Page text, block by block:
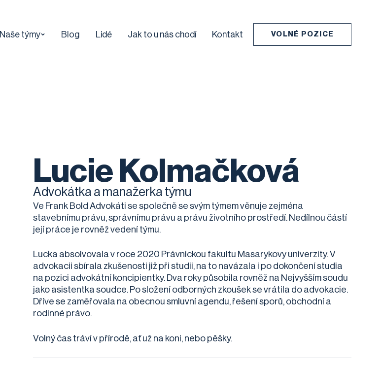
Naše týmy Blog Lidé Jak to u nás chodí Kontakt VOLNÉ POZICE
Lucie Kolmačková
Advokátka a manažerka týmu
Ve Frank Bold Advokáti se společně se svým týmem věnuje zejména
stavebnímu právu, správnímu právu a právu životního prostředí. Nedílnou částí
její práce je rovněž vedení týmu.
Lucka absolvovala v roce 2020 Právnickou fakultu Masarykovy univerzity. V
advokacii sbírala zkušenosti již při studii, na to navázala i po dokončení studia
na pozici advokátní koncipientky. Dva roky působila rovněž na Nejvyšším soudu
jako asistentka soudce. Po složení odborných zkoušek se vrátila do advokacie.
Dříve se zaměřovala na obecnou smluvní agendu, řešení sporů, obchodní a
rodinné právo.
Volný čas tráví v přírodě, ať už na koni, nebo pěšky.